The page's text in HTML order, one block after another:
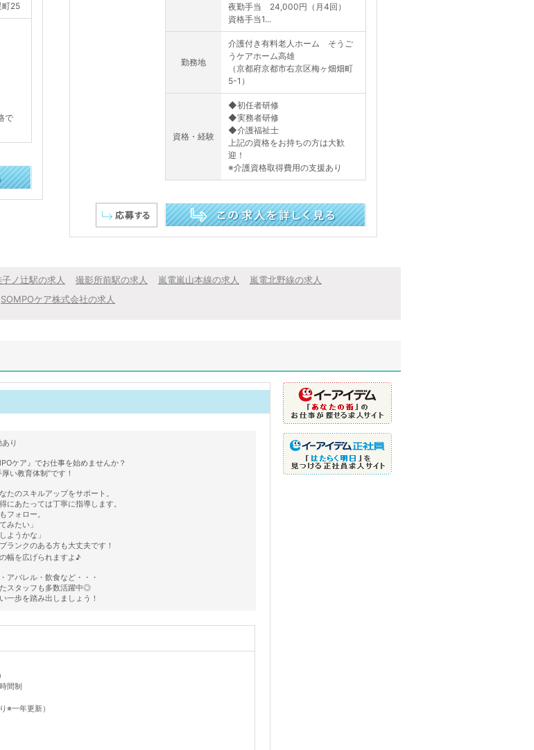
町25
で
夜勤手当 24,000円（月4回）
資格手当1...
勤務地
介護付き有料老人ホーム そうご
うケアホーム高雄
（京都府京都市右京区梅ヶ畑畑町
5-1）
資格・経験
◆初任者研修
◆実務者研修
◆介護福祉士
上記の資格をお持ちの方は大歓
迎！
※介護資格取得費用の支援あり
子ノ辻駅の求人 撮影所前駅の求人 嵐電嵐山本線の求人
嵐電北野線の求人
SOMPOケア株式会社の求人
り
ケア』でお仕事を始めませんか？
い教育体制”です！
たのスキルアップをサポート。
にあたっては丁寧に指導します。
フォロー。
みたい」
ようかな」
ランクのある方も大丈夫です！
幅を広げられますよ♪
アパレル・飲食など・・・
スタッフも多数活躍中◎
一歩を踏み出しましょう！
間制
※一年更新）